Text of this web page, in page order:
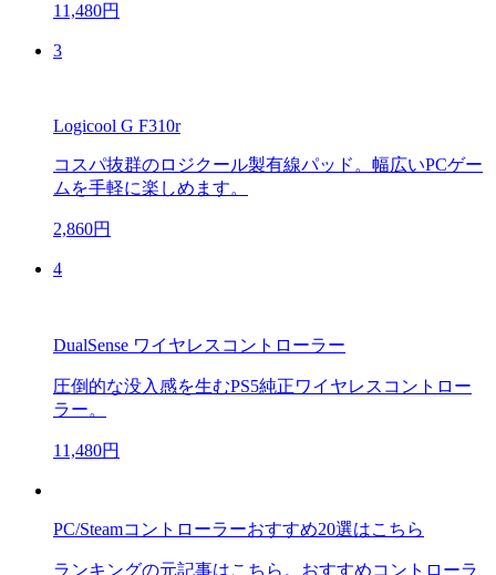
11,480円
3
Logicool G F310r
コスパ抜群のロジクール製有線パッド。幅広いPCゲー
ムを手軽に楽しめます。
2,860円
4
DualSense ワイヤレスコントローラー
圧倒的な没入感を生むPS5純正ワイヤレスコントロー
ラー。
11,480円
PC/Steamコントローラーおすすめ20選はこちら
ランキングの元記事はこちら。おすすめコントローラ